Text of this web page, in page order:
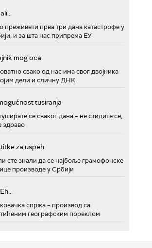
преживети прва три дана катастрофе у
и за шта нас припрема ЕУ
mog oca
свако од нас има свог двојника
дели и сличну ДНК
tusiranja
се сваког дана – не стидите се,
здраво
za uspeh
сте знали да се најбоље грамофонске
производе у Србији
спржа – производ са
географским пореклом